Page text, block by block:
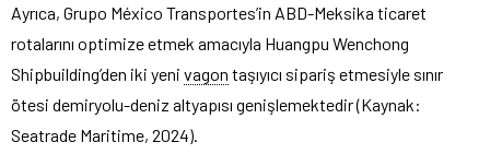
Ayrıca, Grupo México Transportes’in ABD-Meksika ticaret
rotalarını optimize etmek amacıyla Huangpu Wenchong
Shipbuilding’den iki yeni vagon taşıyıcı sipariş etmesiyle sınır
ötesi demiryolu-deniz altyapısı genişlemektedir (Kaynak:
Seatrade Maritime, 2024).